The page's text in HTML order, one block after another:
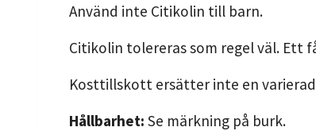
Använd inte Citikolin till barn.
Citikolin tolereras som regel väl. Ett
Kosttillskott ersätter inte en
Hållbarhet: Se märkning på burk.